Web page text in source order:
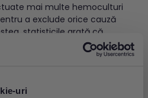
uri
mai multe hemoculturi
a exclude orice cauză
statisticile arată că
sunt întotdeauna relevante,
de endocardită
organisme patogene, care